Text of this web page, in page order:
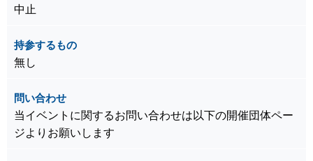
中止
持参するもの
無し
問い合わせ
当イベントに関するお問い合わせは以下の開催団体ペー
ジよりお願いします